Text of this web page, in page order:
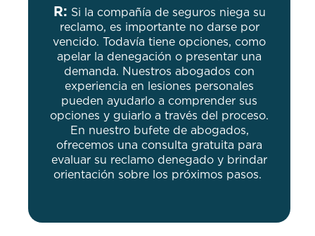
R: Si la compañía de seguros niega su
reclamo, es importante no darse por
vencido. Todavía tiene opciones, como
apelar la denegación o presentar una
demanda. Nuestros abogados con
experiencia en lesiones personales
pueden ayudarlo a comprender sus
opciones y guiarlo a través del proceso.
En nuestro bufete de abogados,
ofrecemos una consulta gratuita para
evaluar su reclamo denegado y brindar
orientación sobre los próximos pasos.